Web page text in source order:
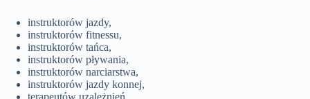
instruktorów jazdy,
instruktorów fitnessu,
instruktorów tańca,
instruktorów pływania,
instruktorów narciarstwa,
instruktorów jazdy konnej,
terapeutów uzależnień.